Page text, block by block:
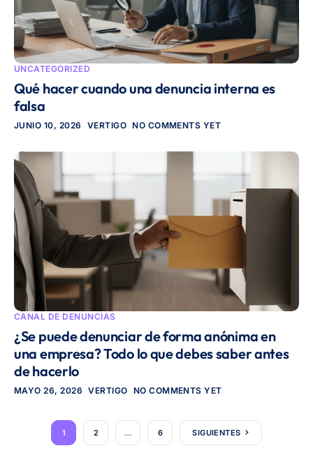
UNCATEGORIZED
Qué hacer cuando una denuncia interna es
falsa
JUNIO 10, 2026 VERTIGO NO COMMENTS YET
CANAL DE DENUNCIAS
¿Se puede denunciar de forma anónima en
una empresa? Todo lo que debes saber antes
de hacerlo
MAYO 26, 2026 VERTIGO NO COMMENTS YET
1 2 … 6 SIGUIENTES